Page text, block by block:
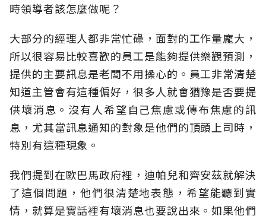
時領導者該怎麼做呢？
大部分的經理人都非常忙碌，面對的工作量龐大，
所以很容易比較喜歡的員工是能夠提供樂觀預測，
提供的主要訊息是老闆不用操心的。員工非常清楚
知道主管會有這種偏好，很多人就會猶豫是否要提
供壞消息。沒有人希望自己焦慮或傳布焦慮的訊
息，尤其當訊息通知的對象是他們的頂頭上司時，
特別有這種現象。
我們提到在歐巴馬政府裡，迪帕兒和齊安茲就解決
了這個問題，他們很清楚地表態，希望能聽到實
情，就算是實話裡有壞消息也要說出來。如果他們